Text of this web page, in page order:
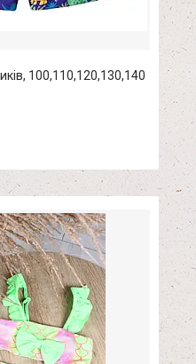
100,110,120,130,140